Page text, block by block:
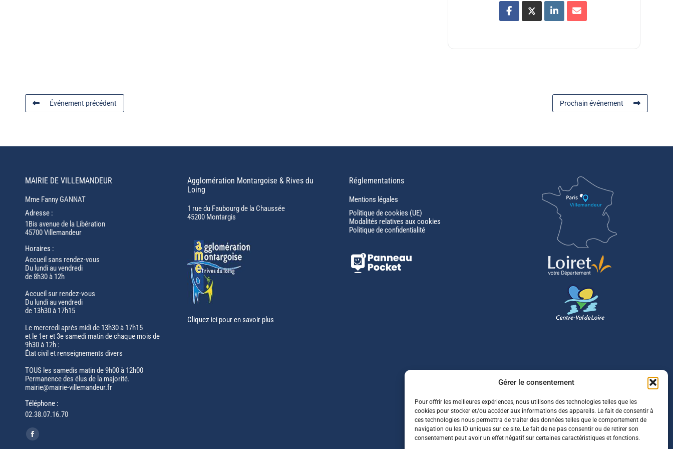
Gérer le consentement
Pour offrir les meilleures expériences, nous utilisons des technologies telles que les
cookies pour stocker et/ou accéder aux informations des appareils. Le fait de consentir à
ces technologies nous permettra de traiter des données telles que le comportement de
navigation ou les ID uniques sur ce site. Le fait de ne pas consentir ou de retirer son
consentement peut avoir un effet négatif sur certaines caractéristiques et fonctions.
Événement précédent Prochain événement
MAIRIE DE VILLEMANDEUR
Mme Fanny GANNAT
Adresse :
1Bis avenue de la Libération
45700 Villemandeur
Horaires :
Accueil sans rendez-vous
Du lundi au vendredi
de 8h30 à 12h
Accueil sur rendez-vous
Du lundi au vendredi
de 13h30 à 17h15
Le mercredi après midi de 13h30 à 17h15
et le 1er et 3e samedi matin de chaque mois de
9h30 à 12h :
État civil et renseignements divers
TOUS les samedis matin de 9h00 à 12h00
Permanence des élus de la majorité.
mairie@mairie-villemandeur.fr
Téléphone :
02.38.07.16.70
Trouvez nous sur :
Facebook
Agglomération Montargoise & Rives du
Loing
1 rue du Faubourg de la Chaussée
45200 Montargis
Cliquez ici pour en savoir plus
Réglementations
Mentions légales
Politique de cookies (UE)
Modalités relatives aux cookies
Politique de confidentialité